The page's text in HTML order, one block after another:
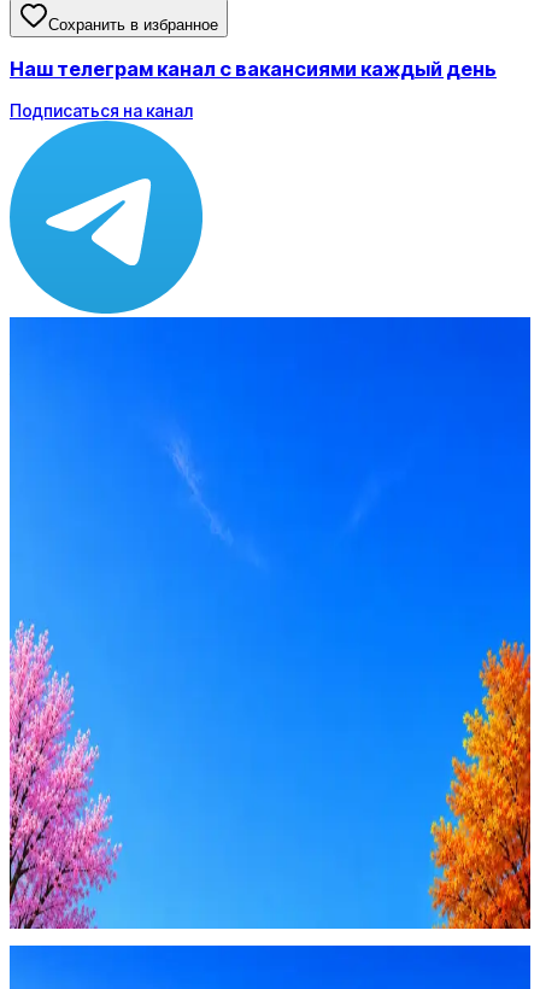
Сохранить в избранное
Наш телеграм канал с вакансиями каждый день
Подписаться на канал
Оффер быстрее с Эйч
Будьте осторожны: если работодатель просит войти через
Google, iCloud или Госуслуги, прислать код или пароль,
запустить ПО или перевести деньги — это мошенники.
Жмите Пожаловаться